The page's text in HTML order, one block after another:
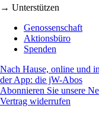
→ Unterstützen
Genossenschaft
Aktionsbüro
Spenden
Nach Hause, online und in
der App: die jW-Abos
Abonnieren Sie unsere
Vertrag widerrufen